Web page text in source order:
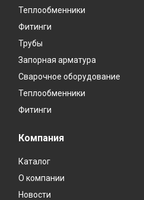
Теплообменники
Фитинги
Трубы
Запорная арматура
Сварочное оборудование
Теплообменники
Фитинги
Компания
Каталог
О компании
Новости